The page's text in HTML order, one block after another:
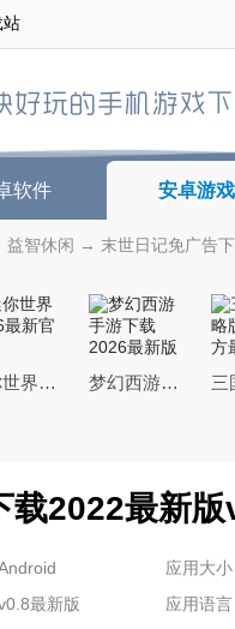
站
软件 安卓游戏
益智休闲 → 末世日记免广告
迷你世界2026最新官方版 梦幻西游手游下载2026最新版
载2022最新
应用大
最新版
应用语